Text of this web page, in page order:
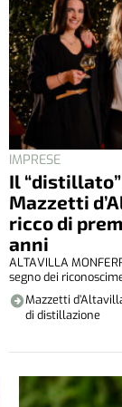
IMPRESE
Il
Mazzetti
ricco di
anni
ALTAVILLA
segno dei
Mazzetti
di distillazione